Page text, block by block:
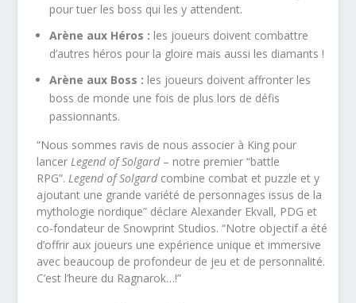
pour tuer les boss qui les y attendent.
Arène aux Héros : les joueurs doivent combattre
d’autres héros pour la gloire mais aussi les diamants !
Arène aux Boss : les joueurs doivent affronter les
boss de monde une fois de plus lors de défis
passionnants.
“Nous sommes ravis de nous associer à King pour
lancer Legend of Solgard– notre premier “battle
RPG”. Legend of Solgardcombine combat et puzzle et y
ajoutant une grande variété de personnages issus de la
mythologie nordique” déclare Alexander Ekvall, PDG et
co-fondateur de Snowprint Studios. “Notre objectif a été
d’offrir aux joueurs une expérience unique et immersive
avec beaucoup de profondeur de jeu et de personnalité.
C’est l’heure du Ragnarok…!”